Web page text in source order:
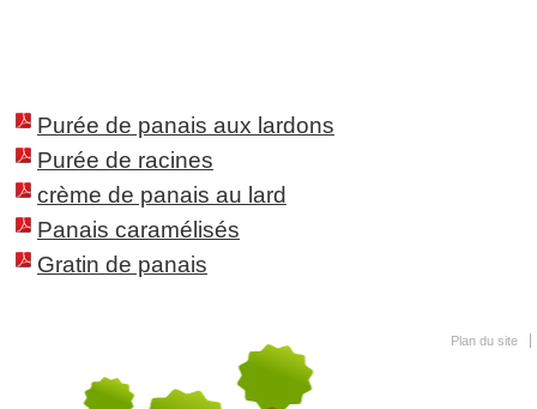
Purée de panais aux lardons
Purée de racines
crème de panais au lard
Panais caramélisés
Gratin de panais
Plan du site